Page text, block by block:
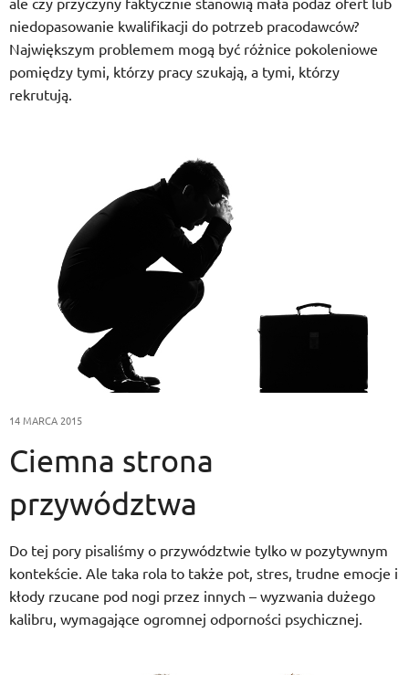
niedopasowanie kwalifikacji do potrzeb pracodawców?
Największym problemem mogą być różnice pokoleniowe
pomiędzy tymi, którzy pracy szukają, a tymi, którzy
rekrutują.
14 MARCA 2015
Ciemna strona
przywództwa
Do tej pory pisaliśmy o przywództwie tylko w pozytywnym
kontekście. Ale taka rola to także pot, stres, trudne emocje i
kłody rzucane pod nogi przez innych – wyzwania dużego
kalibru, wymagające ogromnej odporności psychicznej.